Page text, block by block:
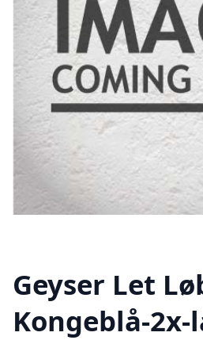
Geyser Let
Kongeblå-2x-